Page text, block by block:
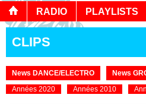
RADIO PLAYLISTS
CLIPS
News DANCE/ELECTRO News
Années 2020
Années 2010